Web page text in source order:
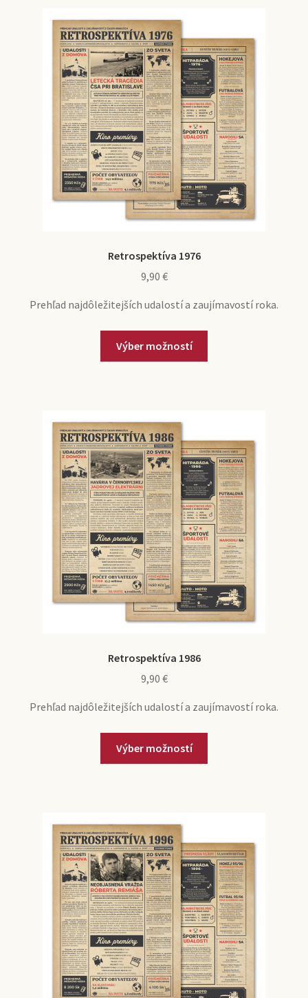
Retrospektíva 1976
9,90 €
Prehľad najdôležitejších udalostí a zaujímavostí roka.
Výber možností
Retrospektíva 1986
9,90 €
Prehľad najdôležitejších udalostí a zaujímavostí roka.
Výber možností